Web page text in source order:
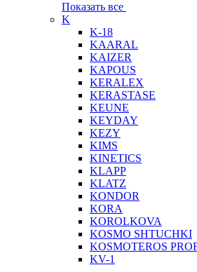
Показать все
K
K-18
KAARAL
KAIZER
KAPOUS
KERALEX
KERASTASE
KEUNE
KEYDAY
KEZY
KIMS
KINETICS
KLAPP
KLATZ
KONDOR
KORA
KOROLKOVA
KOSMO SHTUCHKI
KOSMOTEROS
KV-1